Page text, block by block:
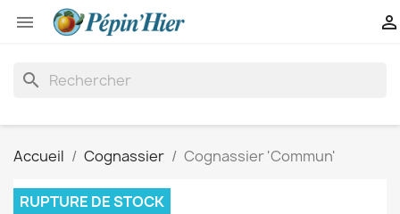
 
search
Accueil Cognassier Cognassier 'Commun'
RUPTURE DE STOCK